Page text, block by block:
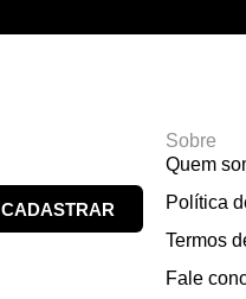
CADASTRAR
Sobre
Quem
Política
Termos
Fale